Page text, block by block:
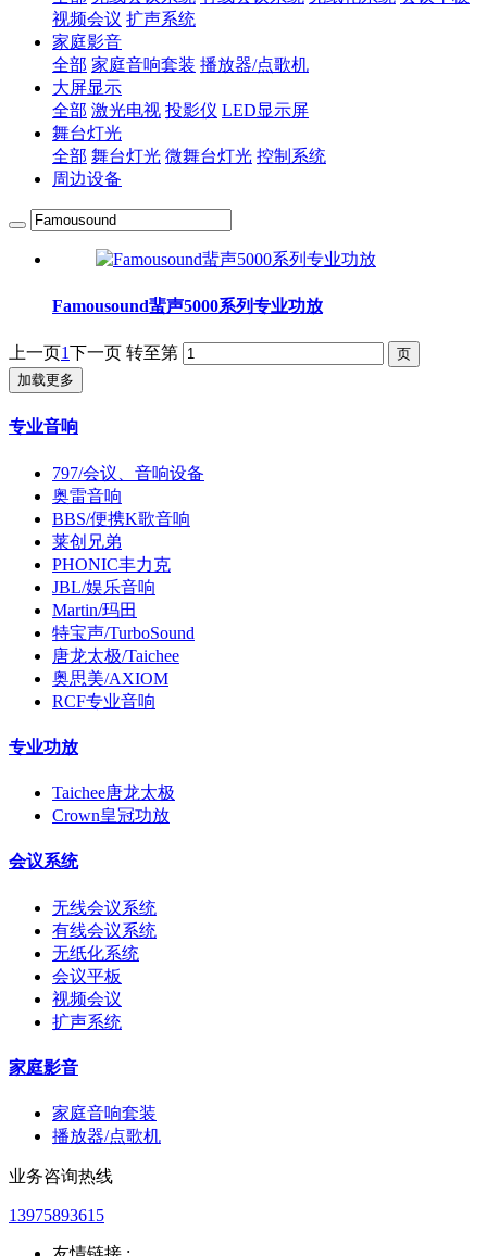
视频会议 扩声系统
家庭影音
全部 家庭音响套装 播放器/点歌机
大屏显示
全部 激光电视 投影仪 LED显示屏
舞台灯光
全部 舞台灯光 微舞台灯光 控制系统
周边设备
Famousound蜚声5000系列专业功放
上一页1下一页 转至第
加载更多
专业音响
797/会议、音响设备
奥雷音响
BBS/便携K歌音响
莱创兄弟
PHONIC丰力克
JBL/娱乐音响
Martin/玛田
特宝声/TurboSound
唐龙太极/Taichee
奥思美/AXIOM
RCF专业音响
专业功放
Taichee唐龙太极
Crown皇冠功放
会议系统
无线会议系统
有线会议系统
无纸化系统
会议平板
视频会议
扩声系统
家庭影音
家庭音响套装
播放器/点歌机
业务咨询热线
13975893615